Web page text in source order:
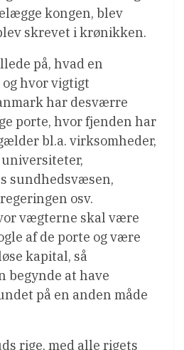
kongen, blev
skrevet i krønikken.
på, hvad en
hvor vigtigt
har desværre
porte, hvor fjenden har
bl.a. virksomheder,
universiteter,
sundhedsvæsen,
osv.
vægterne skal være
af de porte og være
kapital, så
begynde at have
på en anden måde
rige, med alle rigets